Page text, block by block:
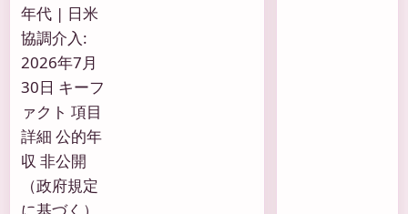
年代 | 日米
協調介入:
2026年7月
30日 キーフ
ァクト 項目
詳細 公的年
収 非公開
（政府規定